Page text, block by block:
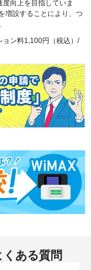
向上を目指していま
増設することにより、つ
ン料1,100円（税込）/
くある質問